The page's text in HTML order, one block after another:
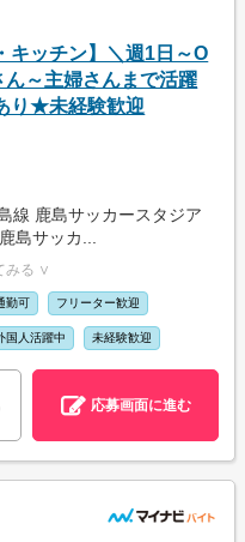
キッチン】＼週1日～O
ん～主婦さんまで活躍
り★未経験歓迎
線 鹿島サッカースタジア
島サッカ...
みる ∨
勤可 フリーター歓迎
国人活躍中 未経験歓迎
応募画面に進む